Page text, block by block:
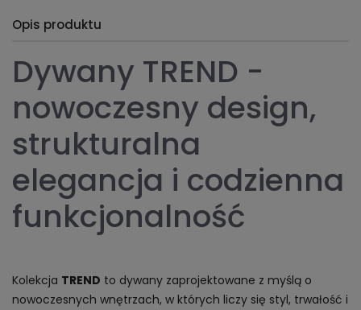
Opis produktu
Dywany TREND -
nowoczesny design,
strukturalna
elegancja i codzienna
funkcjonalność
Kolekcja TREND to dywany zaprojektowane z myślą o
nowoczesnych wnętrzach, w których liczy się styl, trwałość i